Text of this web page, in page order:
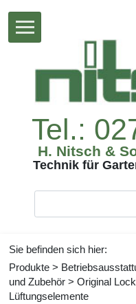
Siebefindensichhier:
Produkte >
undZubehör >
Lüftungselemente